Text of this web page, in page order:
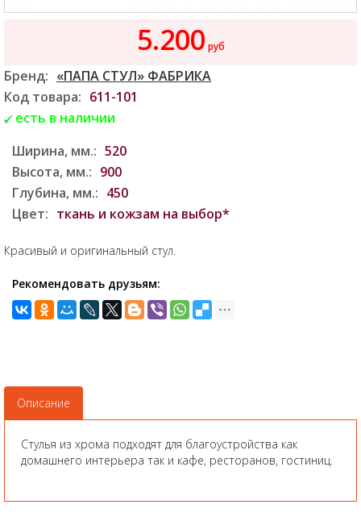
5.200 руб
Бренд: «ПАПА СТУЛ» ФАБРИКА
Код товара: 611-101
есть в наличии
Ширина, мм.: 520
Высота, мм.: 900
Глубина, мм.: 450
Цвет: ткань и кожзам на выбор*
Красивый и оригинальный стул.
Рекомендовать друзьям:
Описание
Стулья из хрома подходят для благоустройства как
домашнего интерьера так и кафе, ресторанов, гостиниц.